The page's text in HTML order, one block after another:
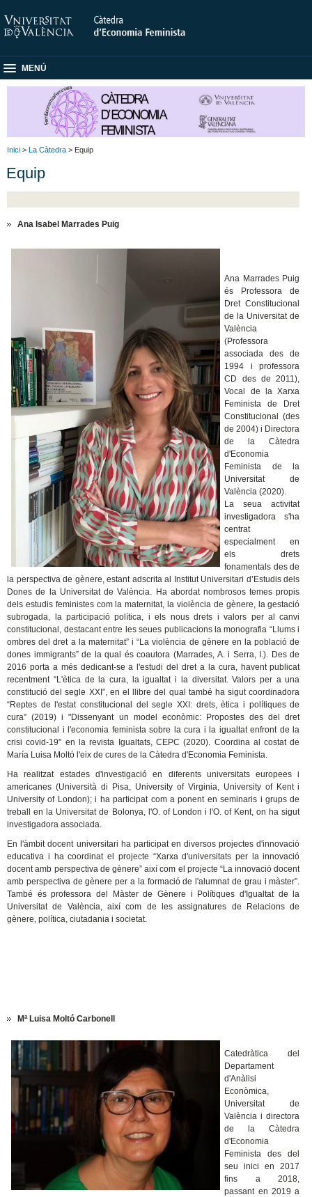
MENÚ
Inici > La Càtedra > Equip
Equip
Ana Isabel Marrades Puig
Ana Marrades Puig
és Professora de
Dret Constitucional
de la Universitat de
València
(Professora
associada des de
1994 i professora
CD des de 2011),
Vocal de la Xarxa
Feminista de Dret
Constitucional (des
de 2004) i Directora
de la Càtedra
d'Economia
Feminista de la
Universitat de
València (2020).
La seua activitat
investigadora s'ha
centrat
especialment en
els drets
fonamentals des de
la perspectiva de gènere, estant adscrita al Institut Universitari d’Estudis dels
Dones de la Universitat de València. Ha abordat nombrosos temes propis
dels estudis feministes com la maternitat, la violència de gènere, la gestació
subrogada, la participació política, i els nous drets i valors per al canvi
constitucional, destacant entre les seues publicacions la monografia “Llums i
ombres del dret a la maternitat” i “La violència de gènere en la població de
dones immigrants” de la qual és coautora (Marrades, A. i Serra, I.). Des de
2016 porta a més dedicant-se a l'estudi del dret a la cura, havent publicat
recentment “L'ètica de la cura, la igualtat i la diversitat. Valors per a una
constitució del segle XXI”, en el llibre del qual també ha sigut coordinadora
“Reptes de l'estat constitucional del segle XXI: drets, ètica i polítiques de
cura” (2019) i "Dissenyant un model econòmic: Propostes des del dret
constitucional i l'economia feminista sobre la cura i la igualtat enfront de la
crisi covid-19" en la revista Igualtats, CEPC (2020). Coordina al costat de
María Luisa Moltó l'eix de cures de la Càtedra d'Economia Feminista.
Ha realitzat estades d'investigació en diferents universitats europees i
americanes (Università di Pisa, University of Virginia, University of Kent i
University of London); i ha participat com a ponent en seminaris i grups de
treball en la Universitat de Bolonya, l'O. of London i l'O. of Kent, on ha sigut
investigadora associada.
En l'àmbit docent universitari ha participat en diversos projectes d'innovació
educativa i ha coordinat el projecte “Xarxa d'universitats per la innovació
docent amb perspectiva de gènere” així com el projecte “La innovació docent
amb perspectiva de gènere per a la formació de l'alumnat de grau i màster”.
També és professora del Màster de Gènere i Polítiques d'Igualtat de la
Universitat de València, així com de les assignatures de Relacions de
gènere, política, ciutadania i societat.
Mª Luisa Moltó Carbonell
Catedràtica del
Departament
d'Anàlisi
Econòmica,
Universitat de
València i directora
de la Càtedra
d'Economia
Feminista des del
seu inici en 2017
fins a 2018,
passant en 2019 a